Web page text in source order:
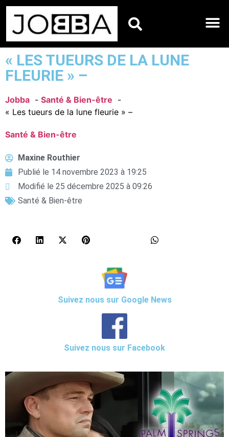
« LES TUEURS DE LA LUNE
FLEURIE » –
Jobba
Santé & Bien-être
« Les tueurs de la lune fleurie » –
Santé & Bien-être
Maxine Routhier
Publié le 14 novembre 2023 à 19:25
Modifié le 25 décembre 2025 à 09:26
Santé & Bien-être
Suivez nous sur Google News
Suivez nous sur Facebook